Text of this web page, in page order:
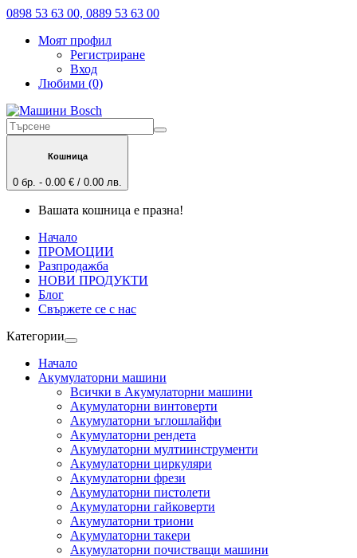
0898 53 63 00, 0889 53 63 00
Моят профил
Регистриране
Вход
Любими (0)
Кошница
0 бр. - 0.00 € / 0.00 лв.
Вашата кошница е празна!
Начало
ПРОМОЦИИ
Разпродажба
НОВИ ПРОДУКТИ
Блог
Свържете се с нас
Категории
Начало
Акумулаторни машини
Всички в Акумулаторни машини
Акумулаторни винтоверти
Акумулаторни ъглошлайфи
Акумулаторни рендета
Акумулаторни мултиинструменти
Акумулаторни циркуляри
Акумулаторни фрези
Акумулаторни пистолети
Акумулаторни гайковерти
Акумулаторни триони
Акумулаторни такери
Акумулаторни почистващи машини